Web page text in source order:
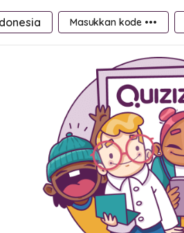
Masukkan kode •••